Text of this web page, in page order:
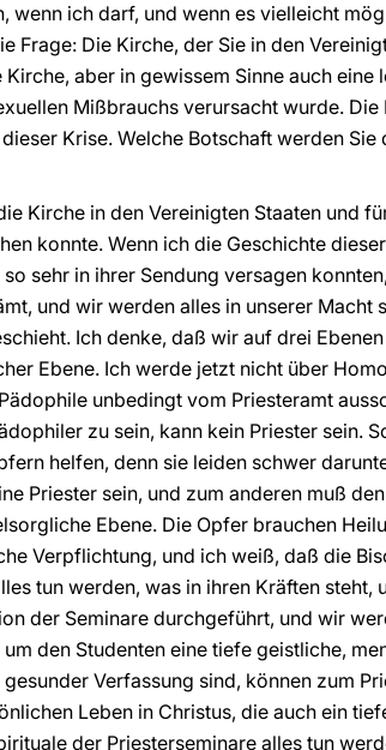
wenn ich darf, und wenn es vielleicht
Frage: Die Kirche, der Sie in den
aber in gewissem Sinne auch eine
Mißbrauchs verursacht wurde. Die
Krise. Welche Botschaft werden Sie
Kirche in den Vereinigten Staaten und
konnte. Wenn ich die Geschichte
sehr in ihrer Sendung versagen
und wir werden alles in unserer Macht
Ich denke, daß wir auf drei
Ebene. Ich werde jetzt nicht über
unbedingt vom Priesteramt
zu sein, kann kein Priester sein.
helfen, denn sie leiden schwer
Priester sein, und zum anderen muß
Ebene. Die Opfer brauchen
Verpflichtung, und ich weiß, daß die
tun werden, was in ihren Kräften steht,
der Seminare durchgeführt, und wir
den Studenten eine tiefe geistliche,
Verfassung sind, können zum
Leben in Christus, die auch ein
der Priesterseminare alles tun